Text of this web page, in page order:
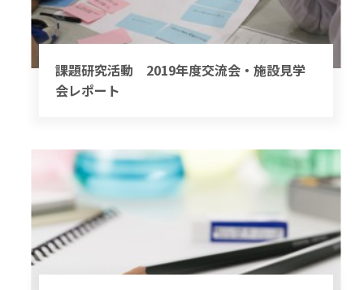
課題研究活動 2019年度交流会・施設見学
会レポート